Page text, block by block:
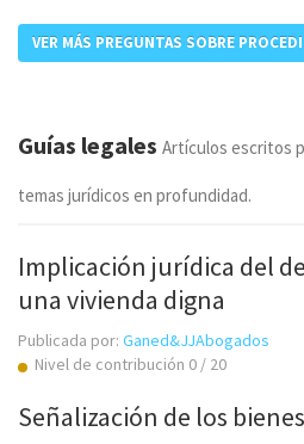
VER MÁS PREGUNTAS SOBRE
Guías legales Artículos escritos
temas jurídicos en profundidad.
Implicación jurídica del
una vivienda digna
Publicada por: Ganed&JJAbogados
Nivel de contribución 0 / 20
Señalización de los bienes